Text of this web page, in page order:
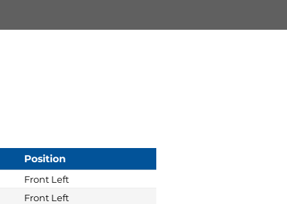
Position
Front Left
Front Left